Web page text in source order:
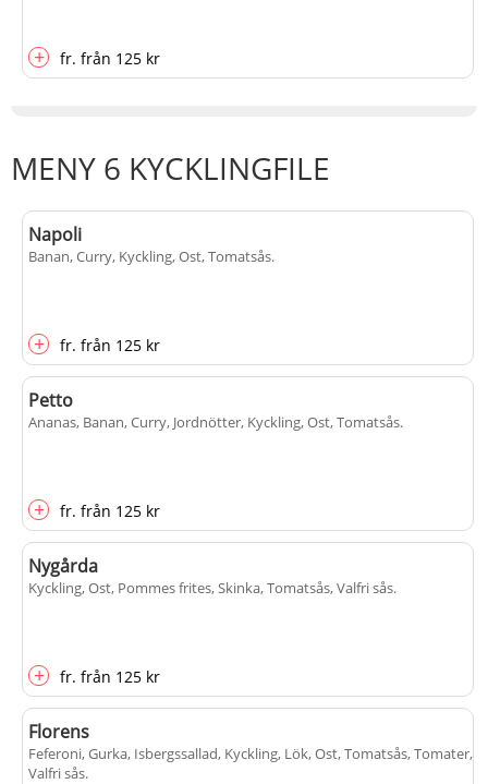
+ fr. från 125 kr
MENY 6 KYCKLINGFILE
Napoli
Banan, Curry, Kyckling, Ost, Tomatsås.
+ fr. från 125 kr
Petto
Ananas, Banan, Curry, Jordnötter, Kyckling, Ost, Tomatsås.
+ fr. från 125 kr
Nygårda
Kyckling, Ost, Pommes frites, Skinka, Tomatsås, Valfri sås.
+ fr. från 125 kr
Florens
Feferoni, Gurka, Isbergssallad, Kyckling, Lök, Ost, Tomatsås, Tomater,
Valfri sås.